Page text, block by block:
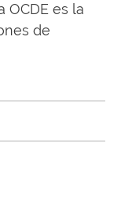
OCDE es la
de